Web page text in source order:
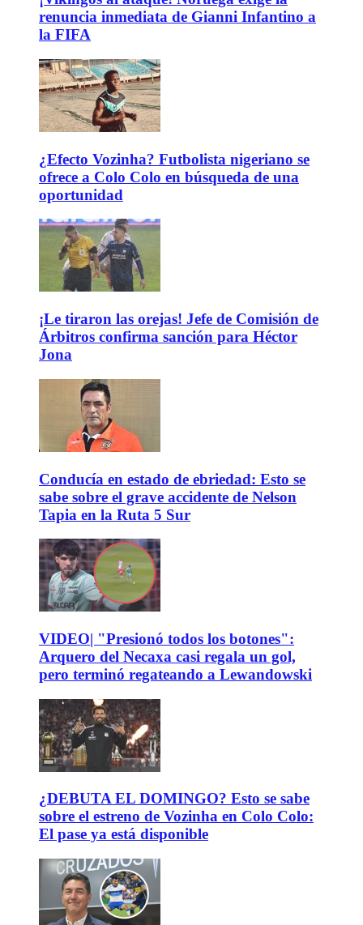
renuncia inmediata de Gianni Infantino a
la FIFA
¿Efecto Vozinha? Futbolista nigeriano se
ofrece a Colo Colo en búsqueda de una
oportunidad
¡Le tiraron las orejas! Jefe de Comisión de
Árbitros confirma sanción para Héctor
Jona
Conducía en estado de ebriedad: Esto se
sabe sobre el grave accidente de Nelson
Tapia en la Ruta 5 Sur
VIDEO| "Presionó todos los botones":
Arquero del Necaxa casi regala un gol,
pero terminó regateando a Lewandowski
¿DEBUTA EL DOMINGO? Esto se sabe
sobre el estreno de Vozinha en Colo Colo:
El pase ya está disponible